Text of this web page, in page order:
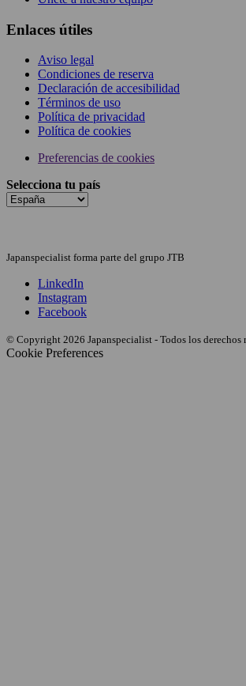
Enlaces útiles
Aviso legal
Condiciones de reserva
Declaración de accesibilidad
Términos de uso
Política de privacidad
Política de cookies
Preferencias de cookies
Selecciona tu país
Japanspecialist forma parte del grupo JTB
LinkedIn
Instagram
Facebook
© Copyright 2026 Japanspecialist - Todos los derechos
Cookie Preferences